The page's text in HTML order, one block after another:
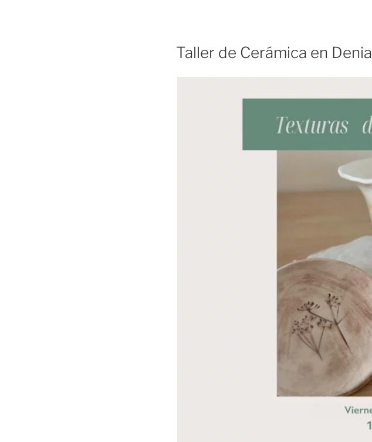
PUBLICADO
EL
Taller de Cerámica en Denia